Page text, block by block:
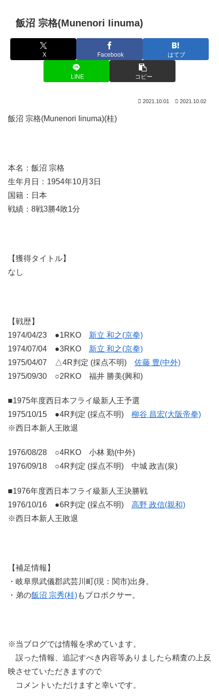
飯沼 宗格(Munenori Iinuma)
X Facebook はてブ
LINE コピー
2021.10.01 2021.10.02
飯沼 宗格(Munenori Iinuma)(桂)
本名：飯沼 宗格
生年月日：1954年10月3日
国籍：日本
戦績：8戦3勝4敗1分
【獲得タイトル】
なし
【戦歴】
1974/04/23 ●1RKO 新立 和之(京拳)
1974/07/04 ●3RKO 新立 和之(京拳)
1975/04/07 △4R判定 (採点不明) 佐藤 豊(中外)
1975/09/30 ○2RKO 福井 勝美(興和)
■1975年度西日本フライ級新人王予選
1975/10/15 ●4R判定 (採点不明) 柳谷 昌宏(大阪帝拳)
※西日本新人王敗退
1976/08/28 ○4RKO 小林 勤(中外)
1976/09/18 ○4R判定 (採点不明) 中城 政吉(泉)
■1976年度西日本フライ級新人王決勝戦
1976/10/16 ●6R判定 (採点不明) 高野 政信(親和)
※西日本新人王敗退
【補足情報】
・岐阜県武儀郡武芸川町(現：関市)出身。
・弟の飯沼 宗秀(桂)もプロボクサー。
※当ブログでは情報を求めています。
誤った情報、追記すべき内容等ありましたら精査の上反
映させていただきますので
コメントいただけますと幸いです。